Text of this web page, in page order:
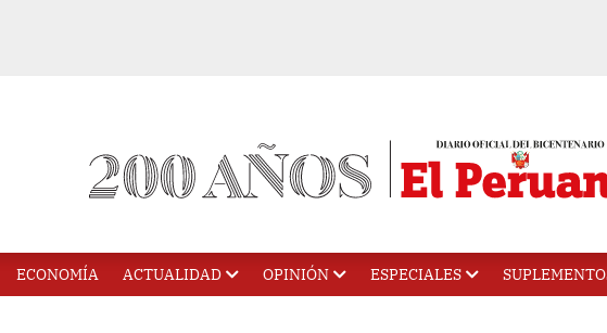
ECONOMÍA ACTUALIDAD OPINIÓN ESPECIALES